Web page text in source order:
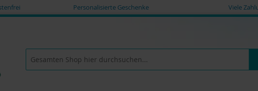
Personalisierte Geschenke Viele